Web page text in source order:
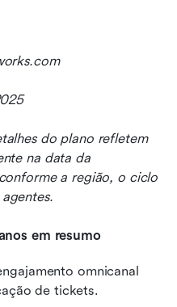
do plano refletem
na data da
a região, o ciclo
em resumo
omnicanal
de tickets.